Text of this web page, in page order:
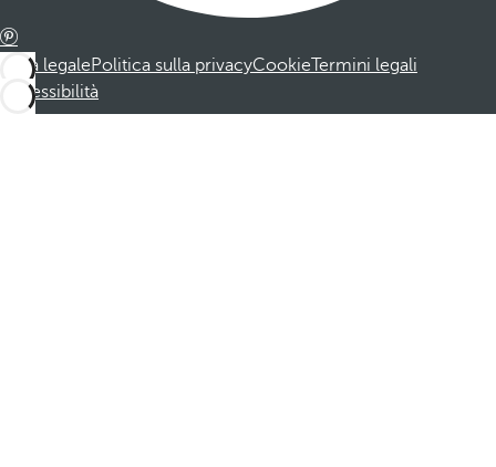
Nota legalePolitica sulla privacyCookieTermini legali
Accessibilità